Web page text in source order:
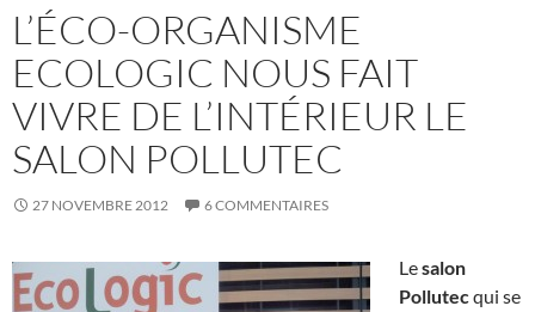
L’ÉCO-ORGANISME
ECOLOGIC NOUS FAIT
VIVRE DE L’INTÉRIEUR LE
SALON POLLUTEC
27 NOVEMBRE 2012 6 COMMENTAIRES
Lesalon
Pollutecqui se